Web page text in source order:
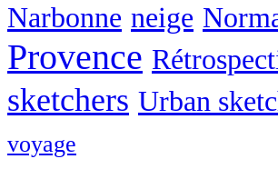
Narbonne neige
Provence
sketchers Urban
voyage